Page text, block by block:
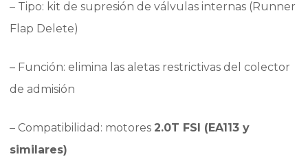
– Tipo: kit de supresión de válvulas internas (Runner
Flap Delete)
– Función: elimina las aletas restrictivas del colector
de admisión
– Compatibilidad: motores 2.0T FSI (EA113 y
similares)